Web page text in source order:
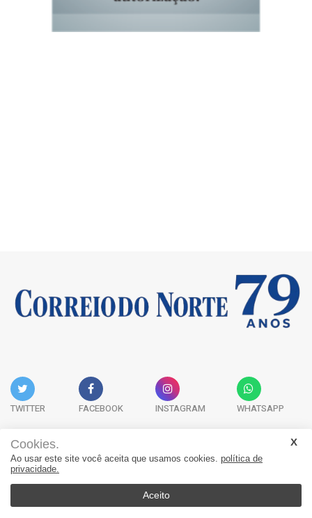
TWITTER FACEBOOK INSTAGRAM WHATSAPP
Acervo Digital Fale Conosco Quem Somos
Cookies.
Ao usar este site você aceita que usamos cookies. política de
privacidade.
Aceito